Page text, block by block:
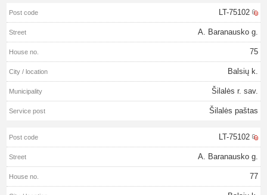
LT-75102
A. Baranausko g.
75
Balsių k.
Šilalės r. sav.
Šilalės paštas
LT-75102
A. Baranausko g.
77